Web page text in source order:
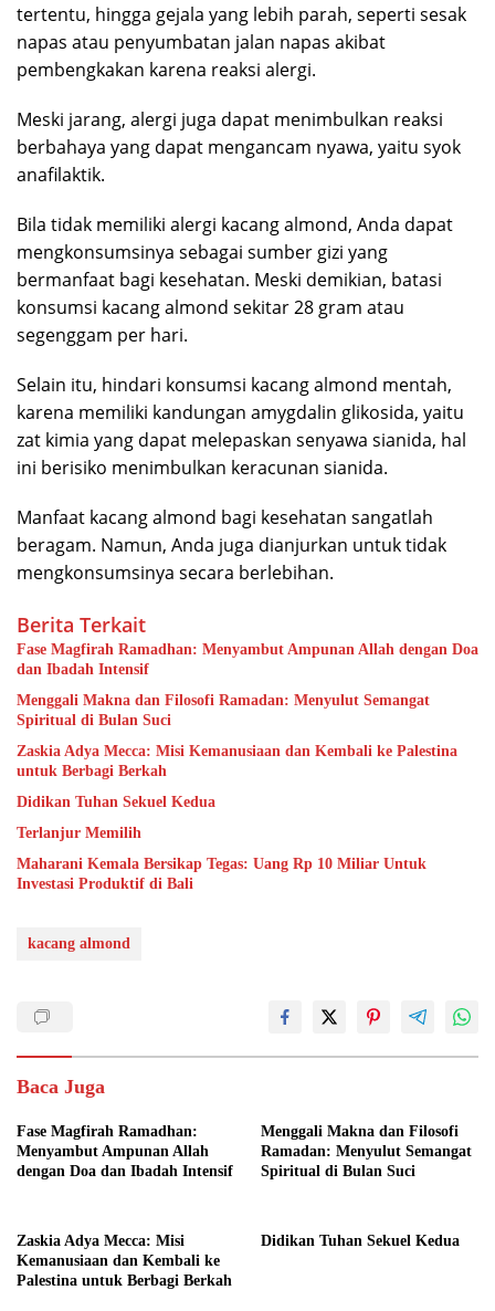
tertentu, hingga gejala yang lebih parah, seperti sesak
napas atau penyumbatan jalan napas akibat
pembengkakan karena reaksi alergi.
Meski jarang, alergi juga dapat menimbulkan reaksi
berbahaya yang dapat mengancam nyawa, yaitu syok
anafilaktik.
Bila tidak memiliki alergi kacang almond, Anda dapat
mengkonsumsinya sebagai sumber gizi yang
bermanfaat bagi kesehatan. Meski demikian, batasi
konsumsi kacang almond sekitar 28 gram atau
segenggam per hari.
Selain itu, hindari konsumsi kacang almond mentah,
karena memiliki kandungan amygdalin glikosida, yaitu
zat kimia yang dapat melepaskan senyawa sianida, hal
ini berisiko menimbulkan keracunan sianida.
Manfaat kacang almond bagi kesehatan sangatlah
beragam. Namun, Anda juga dianjurkan untuk tidak
mengkonsumsinya secara berlebihan.
Berita Terkait
Fase Magfirah Ramadhan: Menyambut Ampunan Allah dengan Doa
dan Ibadah Intensif
Menggali Makna dan Filosofi Ramadan: Menyulut Semangat
Spiritual di Bulan Suci
Zaskia Adya Mecca: Misi Kemanusiaan dan Kembali ke Palestina
untuk Berbagi Berkah
Didikan Tuhan Sekuel Kedua
Terlanjur Memilih
Maharani Kemala Bersikap Tegas: Uang Rp 10 Miliar Untuk
Investasi Produktif di Bali
kacang almond
Baca Juga
Fase Magfirah Ramadhan:
Menyambut Ampunan Allah
dengan Doa dan Ibadah Intensif
Menggali Makna dan Filosofi
Ramadan: Menyulut Semangat
Spiritual di Bulan Suci
Zaskia Adya Mecca: Misi
Kemanusiaan dan Kembali ke
Palestina untuk Berbagi Berkah
Didikan Tuhan Sekuel Kedua